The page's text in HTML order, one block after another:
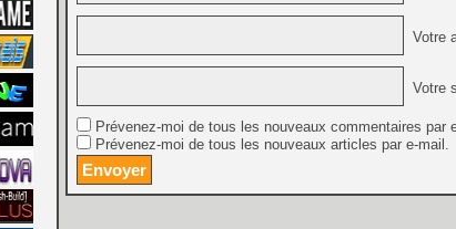
Votre
Votre
Prévenez-moi de tous les nouveaux commentaires par
Prévenez-moi de tous les nouveaux articles par e-mail.